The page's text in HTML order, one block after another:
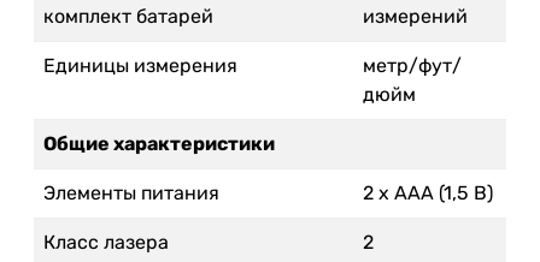
комплект батарей
измерений
Единицы измерения
метр/фут/
дюйм
Общие характеристики
Элементы питания 2 х ААА (1,5 В)
Класс лазера 2